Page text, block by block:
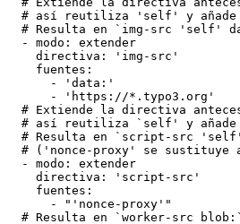
# así reutiliza 'self' y
# Resulta en `img-src 'self'
  - modo: extender
    directiva: 'img-src'
    fuentes:
      - 'data:'
      - 'https://*.typo3.org'
# Extiende la directiva
# así reutiliza `self' y
# Resulta en `script-src
# ('nonce-proxy' se sustituye
  - modo: extender
    directiva: 'script-src'
    fuentes:
      - "'nonce-proxy'"
  # Resulta en `worker-src blob:`